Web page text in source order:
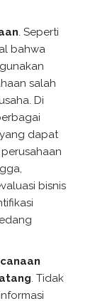
. Seperti
bahwa
salah
Di
dapat
bisnis
. Tidak